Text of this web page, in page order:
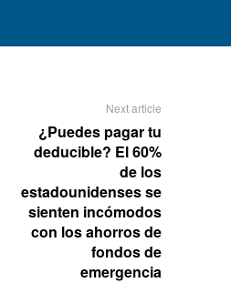
Next article
¿Puedes pagar tu
deducible? El 60%
de los
estadounidenses se
sienten incómodos
con los ahorros de
fondos de
emergencia